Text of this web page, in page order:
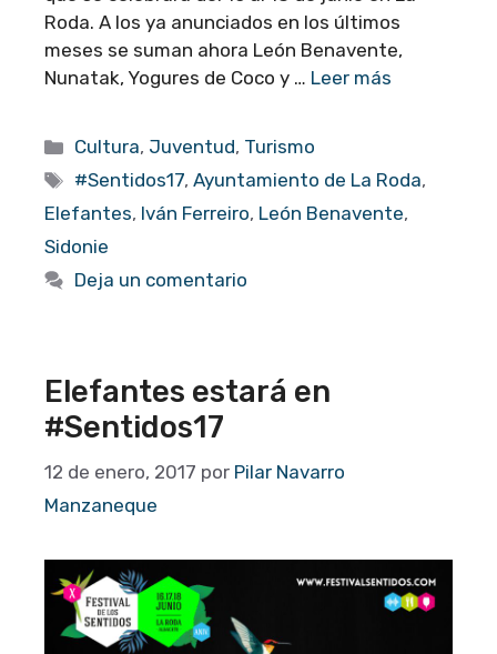
Roda. A los ya anunciados en los últimos
meses se suman ahora León Benavente,
Nunatak, Yogures de Coco y … Leer más
Categorías
Cultura, Juventud, Turismo
Etiquetas
#Sentidos17,Ayuntamiento de La Roda,
Elefantes, Iván Ferreiro, León Benavente,
Sidonie
Deja un comentario
Elefantes estará en
#Sentidos17
12 de enero, 2017 por Pilar Navarro
Manzaneque